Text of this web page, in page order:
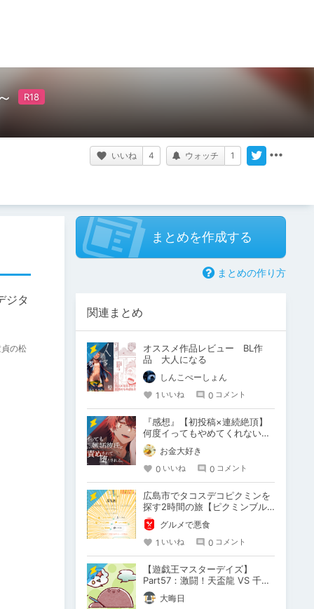
いいね 4 ウォッチ 1
ジタ
の松
まとめを作成する
まとめの作り方
関連まとめ
オススメ作品レビュー BL作
品 大人になる
しんこぺーしょん
1 いいね 0 コメント
『感想』【初投稿×連続絶頂】
何度イってもやめてくれない嫉
妬彼氏に激責めされて堕とされ
る。お金大好き
0 いいね 0 コメント
広島市でタコスデコピクミンを
探す2時間の旅【ピクミンブル
ーム / Pikmin Bloom】
グルメで悪食
1 いいね 0 コメント
【遊戯王マスターデイズ】
Part57：激闘！天盃龍 VS 千年
D【架空デュエル】
大晦日